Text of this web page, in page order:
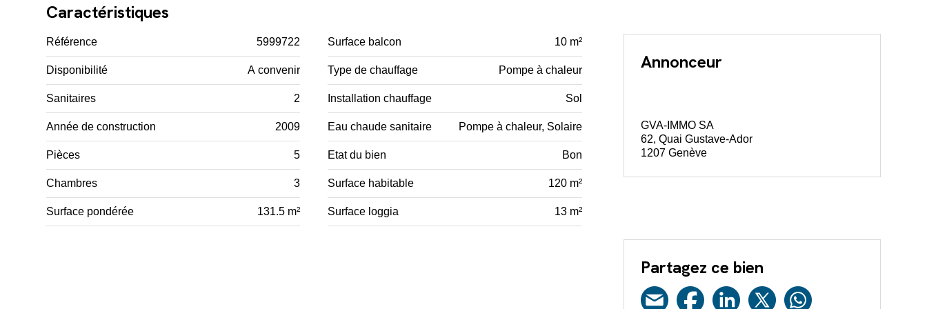
Caractéristiques
Référence 5999722
Disponibilité A convenir
Sanitaires 2
Année de construction 2009
Pièces 5
Chambres 3
Surface pondérée 131.5 m²
Surface balcon 10 m²
Type de chauffage Pompe à chaleur
Installation chauffage Sol
Eau chaude sanitaire Pompe à chaleur, Solaire
Etat du bien Bon
Surface habitable 120 m²
Surface loggia 13 m²
Annonceur
GVA-IMMO SA
62, Quai Gustave-Ador
1207 Genève
Partagez ce bien